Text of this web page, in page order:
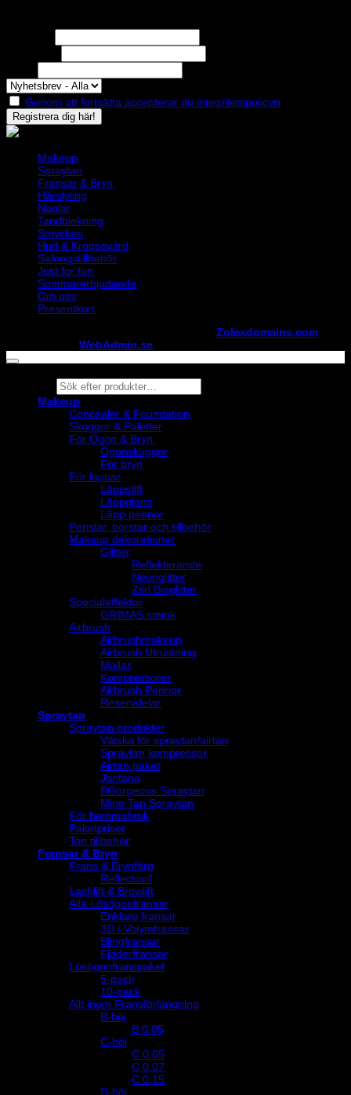
Genom att fortsätta accepterar du integritetspolicyn
Makeup
Spraytan
Fransar & Bryn
Hårstyling
Naglar
Tandblekning
Smycken
Hud & Kroppsvård
Salongstillbehör
Just for fun
Sommarerbjudande
Om oss
Presentkort
Zolexdomains.com
WebAdmin.se
Products
search
Makeup
Concealer & Foundation
Skuggor & Paletter
För Ögon & Bryn
Ögonskuggor
För bryn
För läppar
Läppstift
Läppglans
Läpp pennor
Penslar, borstar och tillbehör
Makeup dekorationer
Glitter
Reflekterande
Neonglitter
Ztirl Bioglitter
Specialeffekter
GRIMAS smink
Airbrush
Airbrushmakeup
Airbrush Utrustning
Mallar
Kompressorer
Airbrush Pennor
Reservdelar
Spraytan
Spraytan produkter
Vätska för spraytan/airtan
Spraytan kompressor
Airtan paket
Jantana
BGorgeous Spraytan
Mine Tan Spraytan
För hemmabruk
Paketpriser
Tan tillbehör
Fransar & Bryn
Frans & Brynfärg
Reflectocil
Lashlift & Browlift
Alla Lösögonfransar
Enklare fransar
3D / Volymfransar
Blingfransar
Fjäderfransar
Lösögonfranspaket
5-pack
10-pack
Allt inom Fransförlängning
B-böj
B 0.05
C-böj
C 0,05
C 0,07
C 0,15
D-böj